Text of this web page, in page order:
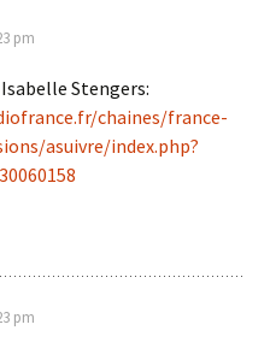
pm
Stengers:
chaines/france-
asuivre/index.php?
pm